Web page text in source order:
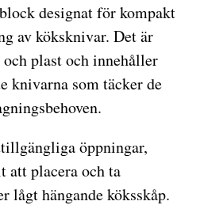
designat för kompakt
av köksknivar. Det är
plast och innehåller
knivarna som täcker de
öppningar,
att placera och ta
lågt hängande köksskåp.